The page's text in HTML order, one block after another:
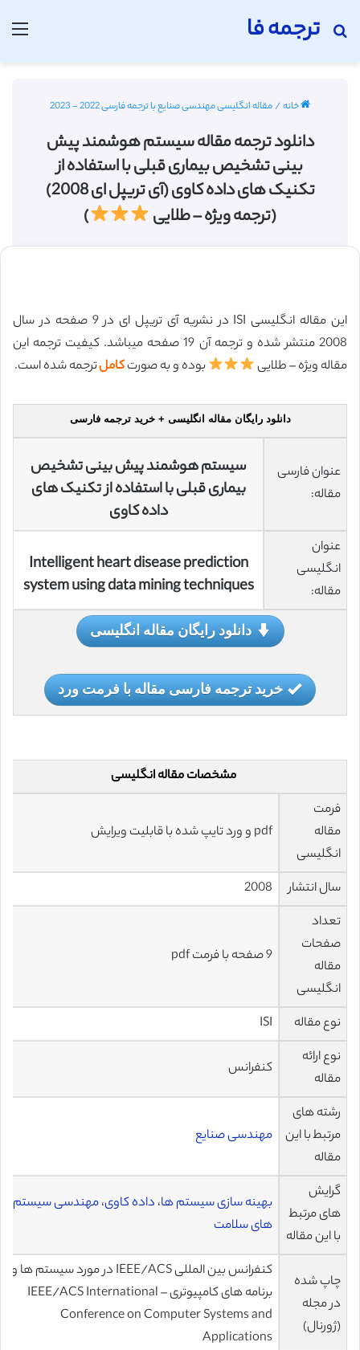
ترجمه فا
جستجو برای
خانه/مقاله انگلیسی مهندسی صنایع با ترجمه فارسی 2022 - 2023
دانلود ترجمه مقاله سیستم هوشمند پیش
بینی تشخیص بیماری قبلی با استفاده از
تکنیک های داده کاوی (آی تریپل ای 2008)
(ترجمه ویژه – طلایی
)
این مقاله انگلیسی ISI در نشریه آی تریپل ای در 9 صفحه در سال
2008 منتشر شده و ترجمه آن 19 صفحه میباشد. کیفیت ترجمه این
مقاله ویژه – طلایی
بوده و به صورتکاملترجمه شده است.
دانلود رایگان مقاله انگلیسی + خرید ترجمه فارسی
عنوان فارسی
مقاله:
سیستم هوشمند پیش بینی تشخیص
بیماری قبلی با استفاده از تکنیک های
داده کاوی
عنوان
انگلیسی
مقاله:
Intelligent heart disease prediction
system using data mining techniques
دانلود رایگان مقاله انگلیسی
خرید ترجمه فارسی مقاله با فرمت ورد
مشخصات مقاله انگلیسی
فرمت
مقاله
انگلیسی
pdf و ورد تایپ شده با قابلیت ویرایش
سال انتشار
2008
تعداد
صفحات
مقاله
انگلیسی
9 صفحه با فرمت pdf
نوع مقاله
ISI
نوع ارائه
مقاله
کنفرانس
رشته های
مرتبط با این
مقاله
مهندسی صنایع
گرایش
های مرتبط
با این مقاله
بهینه سازی سیستم ها، داده کاوی،مهندسی سیستم
های سلامت
چاپ شده
در مجله
(ژورنال)
کنفرانس بین المللی IEEE/ACS در مورد سیستم ها و
برنامه های کامپیوتری – IEEE/ACS International
Conference on Computer Systems and
Applications